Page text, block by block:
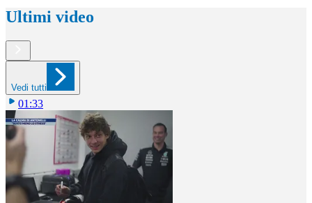
Ultimi video
Vedi tutti
01:33